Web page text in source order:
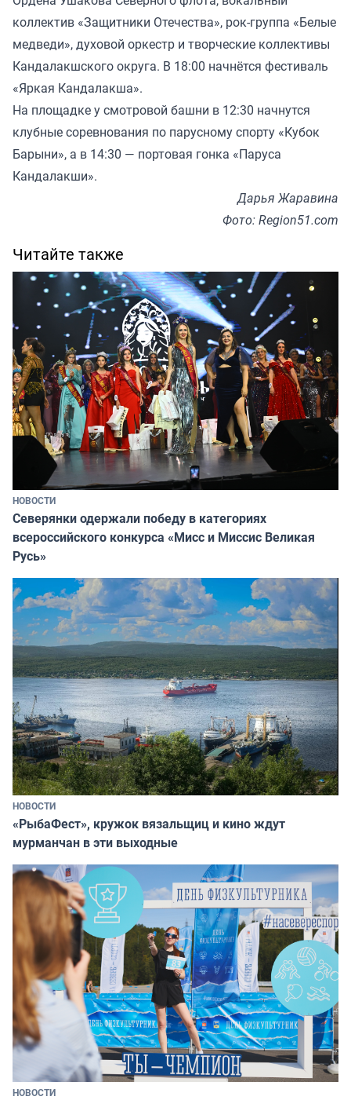
коллектив «Защитники Отечества», рок-группа «Белые
медведи», духовой оркестр и творческие коллективы
Кандалакшского округа. В 18:00 начнётся фестиваль
«Яркая Кандалакша».
На площадке у смотровой башни в 12:30 начнутся
клубные соревнования по парусному спорту «Кубок
Барыни», а в 14:30 — портовая гонка «Паруса
Кандалакши».
Дарья Жаравина
Фото: Region51.com
Читайте также
НОВОСТИ
Северянки одержали победу в категориях
всероссийского конкурса «Мисс и Миссис Великая
Русь»
НОВОСТИ
«РыбаФест», кружок вязальщиц и кино ждут
мурманчан в эти выходные
НОВОСТИ